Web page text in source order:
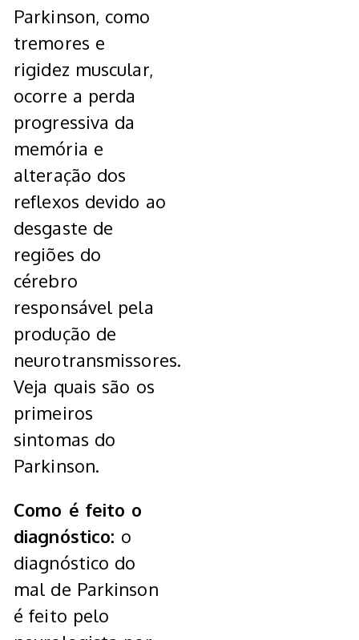
Parkinson, como
tremores e
rigidez muscular,
ocorre a perda
progressiva da
memória e
alteração dos
reflexos devido ao
desgaste de
regiões do
cérebro
responsável pela
produção de
neurotransmissores.
Veja quais são os
primeiros
sintomas do
Parkinson.
Como é feito o
diagnóstico: o
diagnóstico do
mal de Parkinson
é feito pelo